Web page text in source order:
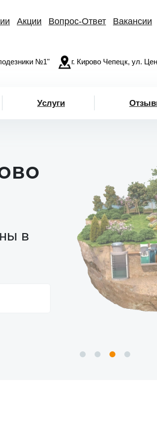
Акции Вопрос-Ответ Вакансии
№1" г. Кирово Чепецк, ул.
Услуги
в